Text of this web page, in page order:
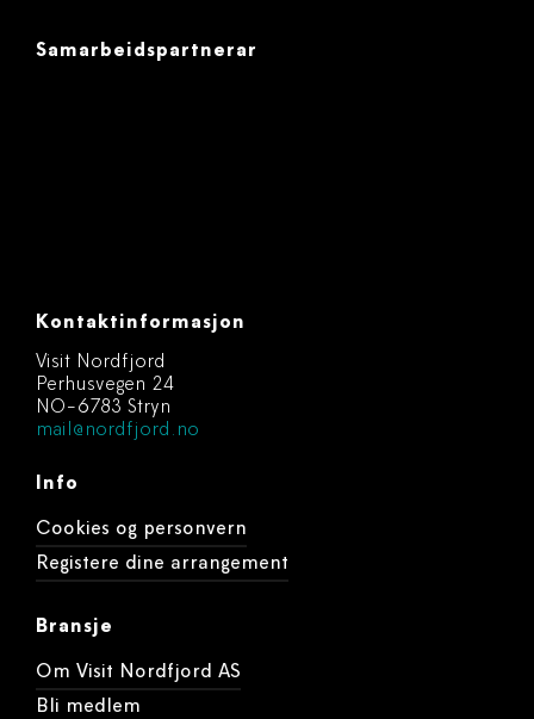
Samarbeidspartnerar
Kontaktinformasjon
Visit Nordfjord
Perhusvegen 24
NO-6783 Stryn
mail@nordfjord.no
Info
Cookies og personvern
Registere dine arrangement
Bransje
Om Visit Nordfjord AS
Bli medlem